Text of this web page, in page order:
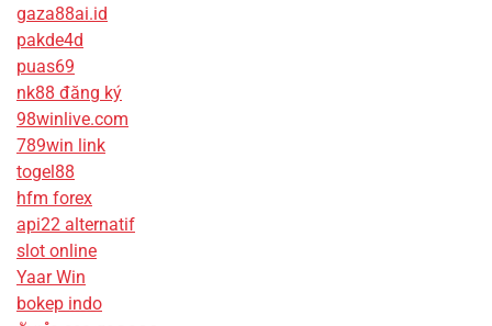
gaza88ai.id
pakde4d
puas69
nk88 đăng ký
98winlive.com
789win link
togel88
hfm forex
api22 alternatif
slot online
Yaar Win
bokep indo